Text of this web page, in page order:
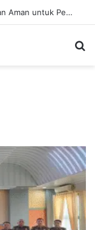
Bisnis Rumahan yang Tumbuh Stabil dan Aman untuk Pendapatan Jangka Panjang